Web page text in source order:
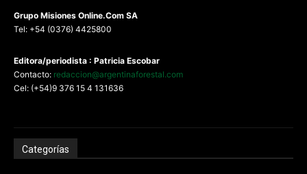
Grupo Misiones Online.Com SA
Tel: +54 (0376) 4425800
Editora/periodista : Patricia Escobar
Contacto: redaccion@argentinaforestal.com
Cel: (+54)9 376 15 4 131636
Categorías